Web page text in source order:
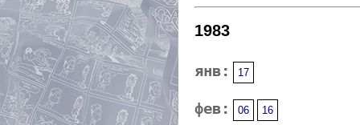
1983
янв: 17
фев: 06 16